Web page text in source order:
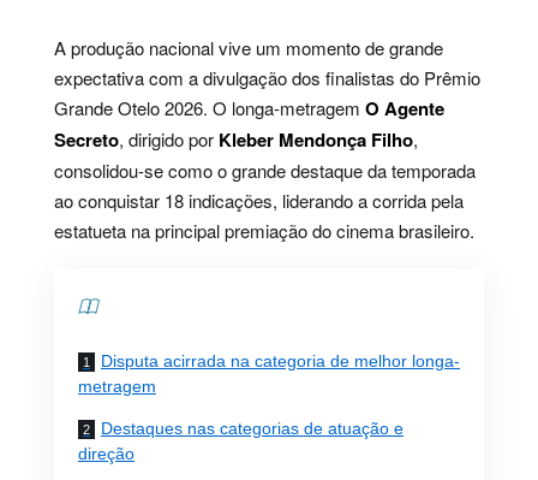
A produção nacional vive um momento de grande
expectativa com a divulgação dos finalistas do Prêmio
Grande Otelo 2026. O longa-metragem O Agente
Secreto, dirigido por Kleber Mendonça Filho,
consolidou-se como o grande destaque da temporada
ao conquistar 18 indicações, liderando a corrida pela
estatueta na principal premiação do cinema brasileiro.
Disputa acirrada na categoria de melhor longa-
metragem
Destaques nas categorias de atuação e
direção